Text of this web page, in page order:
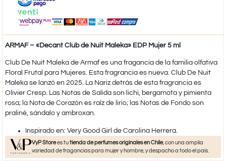
ARMAF – «Decant Club de Nuit Maleka» EDP Mujer 5 ml
Club De Nuit Maleka de Armaf es una fragancia de la familia olfativa
Floral Frutal para Mujeres. Esta fragrancia es nueva. Club De Nuit
Maleka se lanzó en 2025. La Nariz detrás de esta fragrancia es
Olivier Cresp. Las Notas de Salida son lichi, bergamota y pimienta
rosa; la Nota de Corazón es raíz de lirio; las Notas de Fondo son
praliné, sándalo y ambroxan.
​Inspirado en: Very Good Girl de Carolina Herrera.​
VyP Storees tutienda de perfumes originales en Chile, con una amplia
variedad de fragancias para mujer y hombre, y despacho a todo el país.